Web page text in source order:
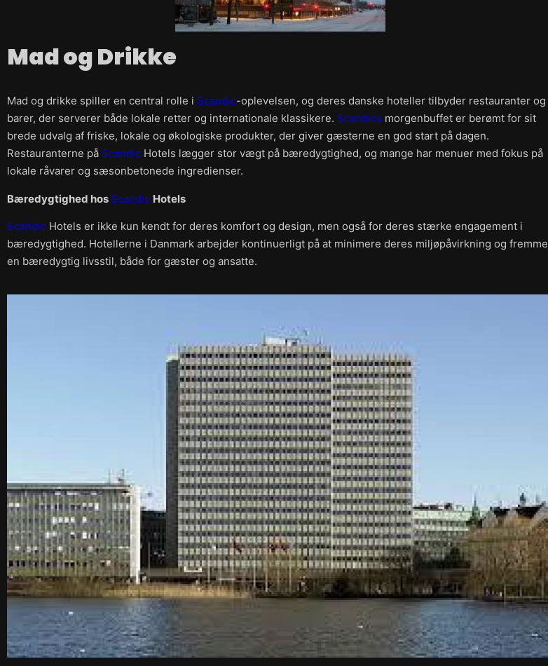
Mad og Drikke
Mad og drikke spiller en central rolle i Scandic-oplevelsen, og deres danske hoteller tilbyder restauranter og
barer, der serverer både lokale retter og internationale klassikere. Scandics morgenbuffet er berømt for sit
brede udvalg af friske, lokale og økologiske produkter, der giver gæsterne en god start på dagen.
Restauranterne på Scandic Hotels lægger stor vægt på bæredygtighed, og mange har menuer med fokus på
lokale råvarer og sæsonbetonede ingredienser.
Bæredygtighed hos Scandic Hotels
Scandic Hotels er ikke kun kendt for deres komfort og design, men også for deres stærke engagement i
bæredygtighed. Hotellerne i Danmark arbejder kontinuerligt på at minimere deres miljøpåvirkning og fremme
en bæredygtig livsstil, både for gæster og ansatte.